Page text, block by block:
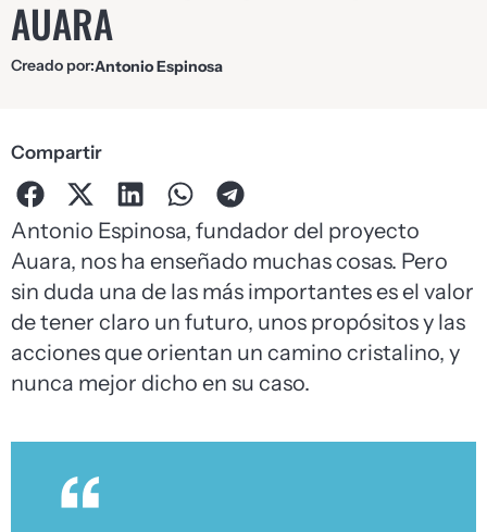
AUARA
Creado por:Antonio Espinosa
Antonio Espinosa, fundador del proyecto
Auara, nos ha enseñado muchas cosas. Pero
sin duda una de las más importantes es el valor
de tener claro un futuro, unos propósitos y las
acciones que orientan un camino cristalino, y
nunca mejor dicho en su caso.
Compartir